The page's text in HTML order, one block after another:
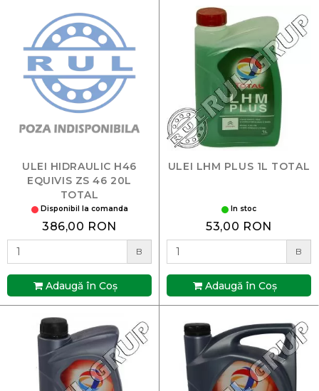
ULEI HIDRAULIC H46
EQUIVIS ZS 46 20L
TOTAL
Disponibil la comanda
386,00 RON
B
Adaugă în Coş
ULEI LHM PLUS 1L TOTAL
In stoc
53,00 RON
B
Adaugă în Coş